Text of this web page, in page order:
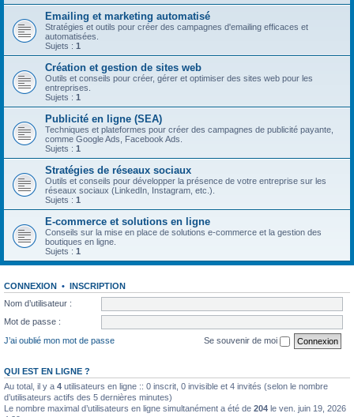
Emailing et marketing automatisé
Stratégies et outils pour créer des campagnes d'emailing efficaces et
automatisées.
Sujets : 1
Création et gestion de sites web
Outils et conseils pour créer, gérer et optimiser des sites web pour les
entreprises.
Sujets : 1
Publicité en ligne (SEA)
Techniques et plateformes pour créer des campagnes de publicité payante,
comme Google Ads, Facebook Ads.
Sujets : 1
Stratégies de réseaux sociaux
Outils et conseils pour développer la présence de votre entreprise sur les
réseaux sociaux (LinkedIn, Instagram, etc.).
Sujets : 1
E-commerce et solutions en ligne
Conseils sur la mise en place de solutions e-commerce et la gestion des
boutiques en ligne.
Sujets : 1
CONNEXION • INSCRIPTION
Nom d’utilisateur :
Mot de passe :
J’ai oublié mon mot de passe
Se souvenir de moi
QUI EST EN LIGNE ?
Au total, il y a 4 utilisateurs en ligne :: 0 inscrit, 0 invisible et 4 invités (selon le nombre
d’utilisateurs actifs des 5 dernières minutes)
Le nombre maximal d’utilisateurs en ligne simultanément a été de 204 le ven. juin 19, 2026